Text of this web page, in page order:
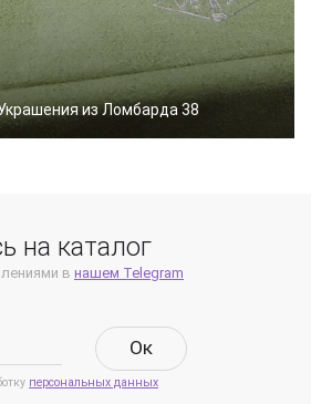
из Ломбарда 38
на каталог
в нашем Telegram
Oк
персональных данных